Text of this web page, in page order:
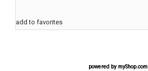
add to favorites
powered by myShop.com